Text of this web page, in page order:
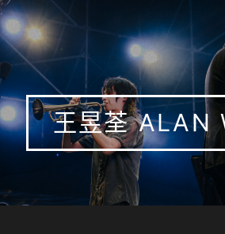
王昱荃 ALAN